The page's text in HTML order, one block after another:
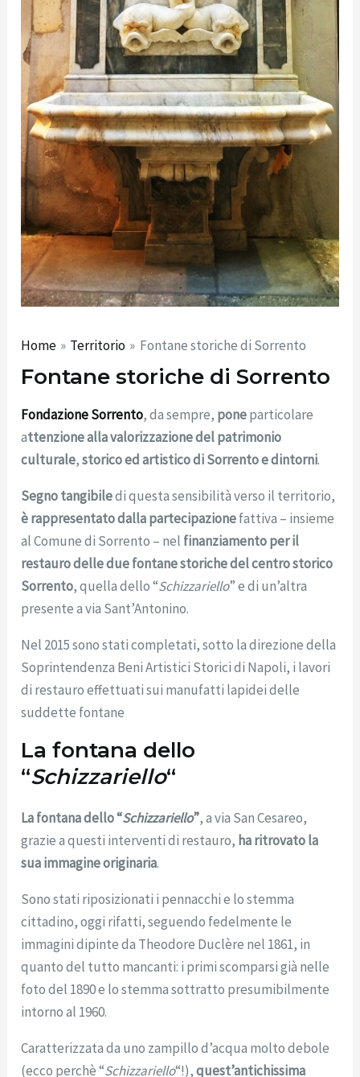
Home Territorio Fontane storiche di Sorrento
Fontane storiche di Sorrento
Fondazione Sorrento, da sempre, poneparticolare
attenzione alla valorizzazione del patrimonio
culturale,storico ed artistico di Sorrento e dintorni.
Segno tangibiledi questa sensibilità verso il territorio,
è rappresentato dalla partecipazionefattiva – insieme
al Comune di Sorrento – nel finanziamento per il
restaurodelle due fontane storiche del centro storico
Sorrento, quella dello “Schizzariello” e di un’altra
presente a via Sant’Antonino.
Nel 2015 sono stati completati, sotto la direzione della
Soprintendenza Beni Artistici Storici di Napoli, i lavori
di restauro effettuati sui manufatti lapidei delle
suddette fontane
La fontana dello
“Schizzariello“
La fontana dello “Schizzariello”, a via San Cesareo,
grazie a questi interventi di restauro, ha ritrovato la
sua immagine originaria.
Sono stati riposizionati i pennacchi e lo stemma
cittadino, oggi rifatti, seguendo fedelmente le
immagini dipinte da Theodore Duclère nel 1861, in
quanto del tutto mancanti: i primi scomparsi già nelle
foto del 1890 e lo stemma sottratto presumibilmente
intorno al 1960.
Caratterizzata da uno zampillo d’acqua molto debole
(ecco perchè “Schizzariello“!),quest’antichissima